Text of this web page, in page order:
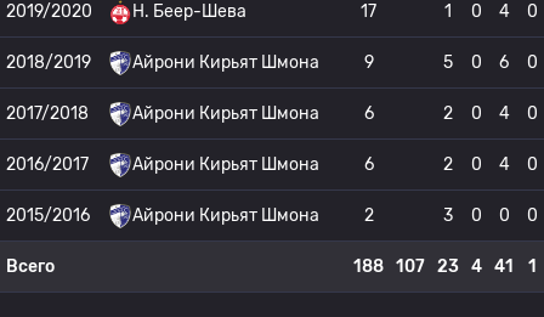
2019/2020 H. Беер-Шева 17 1 0 4 0
2018/2019 Айрони Кирьят Шмона 9 5 0 6 0
2017/2018 Айрони Кирьят Шмона 6 2 0 4 0
2016/2017 Айрони Кирьят Шмона 6 2 0 4 0
2015/2016 Айрони Кирьят Шмона 2 3 0 0 0
Всего 188 107 23 4 41 1